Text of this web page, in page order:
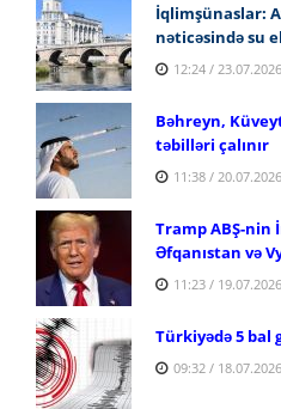
İqlimşünaslar:
nəticəsində su
12:24 / 23.07.2026
Bəhreyn,
təbilləri çalınır
11:38 / 20.07.2026
Tramp ABŞ-nin
Əfqanıstan və
11:23 / 19.07.2026
Türkiyədə 5 bal
09:32 / 18.07.2026